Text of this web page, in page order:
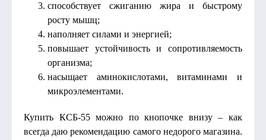
способствует сжиганию жира и быстрому
росту мышц;
наполняет силами и энергией;
повышает устойчивость и сопротивляемость
организма;
насыщает аминокислотами, витаминами и
микроэлементами.
Купить КСБ-55 можно по кнопочке внизу – как
всегда даю рекомендацию самого недорого магазина.